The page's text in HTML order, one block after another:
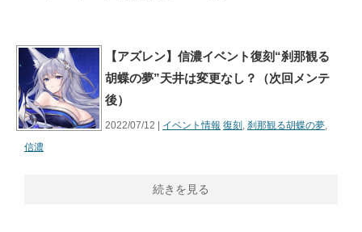
【アズレン】信濃イベント復刻“刹那観る
胡蝶の夢”天井は変更なし？（次回メンテ
後）
2022/07/12 | イベント情報 復刻 , 刹那観る胡蝶の夢,
信濃
続きを見る